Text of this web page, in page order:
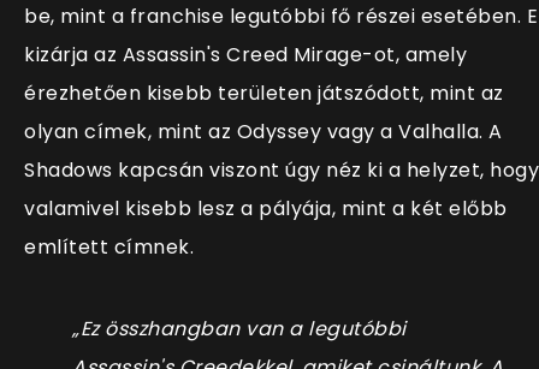
be, mint a franchise legutóbbi fő részei esetében.
kizárja az Assassin's Creed Mirage-ot, amely
érezhetően kisebb területen játszódott, mint az
olyan címek, mint az Odyssey vagy a Valhalla. A
Shadows kapcsán viszont úgy néz ki a helyzet, hogy
valamivel kisebb lesz a pályája, mint a két előbb
említett címnek.
„Ez összhangban van a legutóbbi